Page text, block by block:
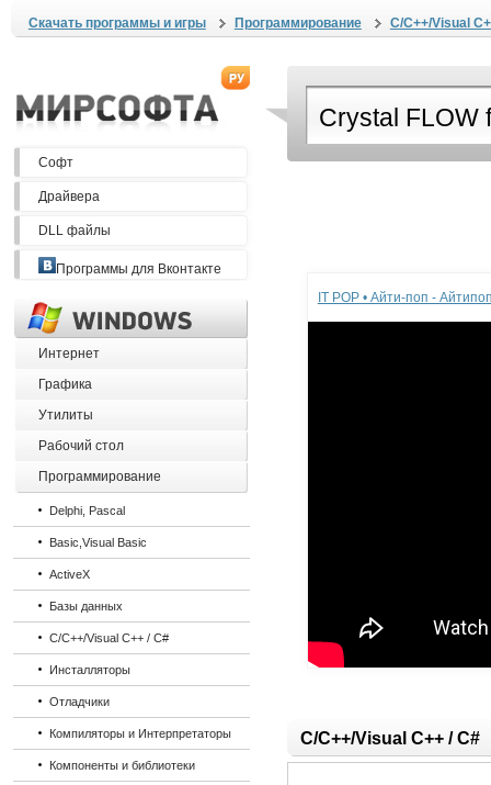
Скачать программы и игры Программирование C/C++/Visual
Софт
Драйвера
DLL файлы
Программы для Вконтакте
Интернет
Графика
Утилиты
Рабочий стол
Программирование
Delphi, Pascal
Basic,Visual Basic
ActiveX
Базы данных
C/C++/Visual C++ / C#
Инсталляторы
Отладчики
Компиляторы и Интерпретаторы
Компоненты и библиотеки
IT POP • Айти-поп -
C/C++/Visual C++ / C#